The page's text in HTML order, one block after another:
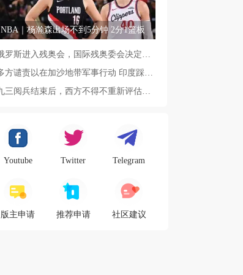
NBA｜杨瀚森出场不到5分钟 2分1篮板
Youtube Twitter Telegram
版主申请 推荐申请 社区建议